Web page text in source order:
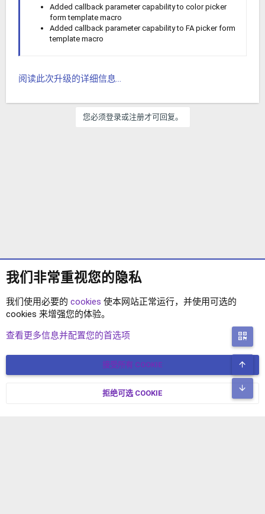
Added callback parameter capability to color picker
form template macro
Added callback parameter capability to FA picker form
template macro
阅读此次升级的详细信息...
您必须登录或注册才可回复。
插件-存放
简体中文 联系我们
© COPYRIGHT 2017-2026 XENFORO中文社区 版权所有 冀ICP备
我们非常重视您的隐私
我们使用必要的 cookies 使本网站正常运行，并使用可选的
cookies 来增强您的体验。
查看更多信息并配置您的首选项
接受所有 COOKIE
拒绝可选 COOKIE